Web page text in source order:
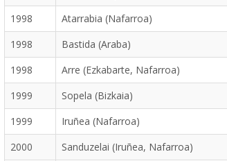
1998
Atarrabia (Nafarroa)
1998
Bastida (Araba)
1998
Arre (Ezkabarte, Nafarroa)
1999
Sopela (Bizkaia)
1999
Iruñea (Nafarroa)
2000
Sanduzelai (Iruñea, Nafarroa)